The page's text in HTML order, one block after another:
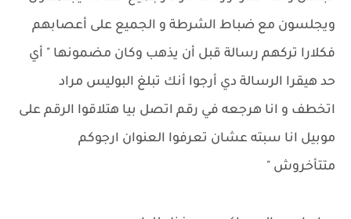
ويجلسون مع ضباط الشرطة و الجميع على أعصابهم
فكلارا تركهم رسالة قبل أن يذهب وكان مضمونها " أي
حد هيقرا الرسالة دي أرجوا أنك تبلغ البوليس مراد
اتخطف و انا هرجعه في رقم اتصل بيا هتلاقوا الرقم على
موبيل انا سبته عشان تعرفوا العنوان ارجوكم
متتأخروش "